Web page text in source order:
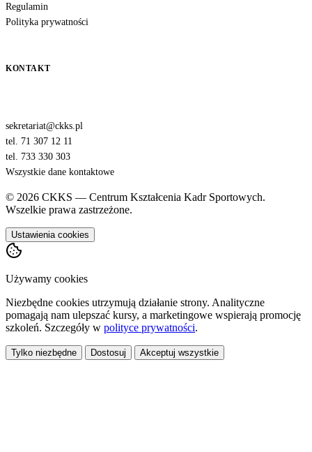
Regulamin
Polityka prywatności
KONTAKT
sekretariat@ckks.pl
tel. 71 307 12 11
tel. 733 330 303
Wszystkie dane kontaktowe
© 2026 CKKS — Centrum Kształcenia Kadr Sportowych.
Wszelkie prawa zastrzeżone.
Ustawienia cookies
Używamy cookies
Niezbędne cookies utrzymują działanie strony. Analityczne
pomagają nam ulepszać kursy, a marketingowe wspierają promocję
szkoleń. Szczegóły w polityce prywatności.
Tylko niezbędne Dostosuj Akceptuj wszystkie